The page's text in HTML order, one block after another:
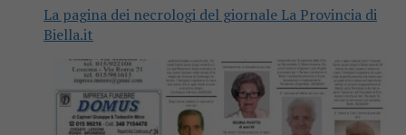
La pagina dei necrologi del giornale La Provincia di
Biella.it